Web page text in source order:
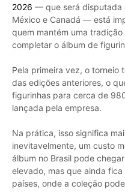
2026 — que será disputada
México e Canadá — está
quem mantém uma
completar o álbum de
Pela primeira vez, o torneio
das edições anteriores, o
figurinhas para cerca de
lançada pela empresa.
Na prática, isso significa
inevitavelmente, um custo
álbum no Brasil pode
elevado, mas que ainda
países, onde a coleção